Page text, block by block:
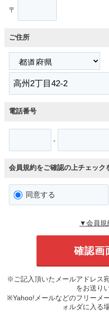
〒
ご住所
電話番号
-
会員規約をご確認の上チェック
同意する
▼会員規
※ご記入頂いたメールアドレス
をお送り
※Yahoo!メールなどのフリーメ
ォルダに入る